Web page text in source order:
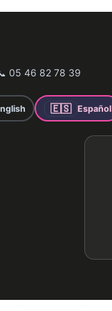
05 46 82 78 39
🇪🇸 Español